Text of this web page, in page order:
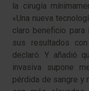
la cirugía
«Una nueva
claro beneficio
sus resultados
declaró. Y añadió
invasiva supone
pérdida de sangre y